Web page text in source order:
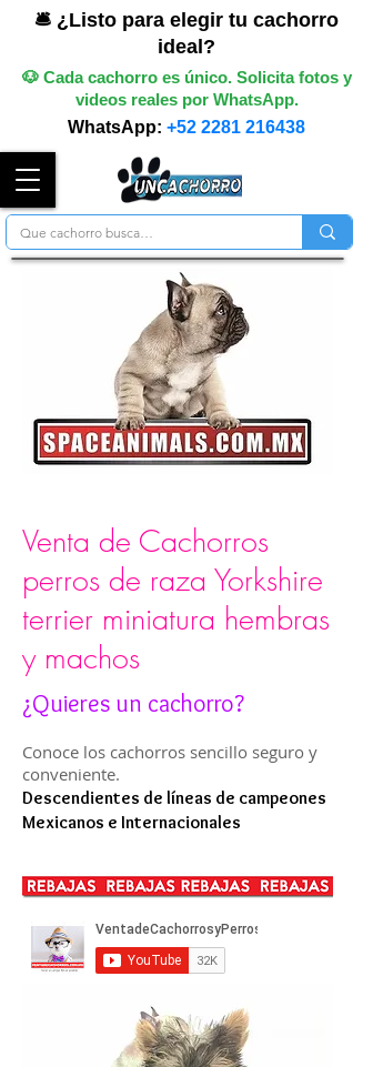
🛎️ ¿Listo para elegir tu cachorro
ideal?
🐶 Cada cachorro es único. Solicita fotos y
videos reales por WhatsApp.
WhatsApp: +52 2281 216438
Venta de Cachorros
perros de raza Yorkshire
terrier miniatura hembras
y machos
¿Quieres un cachorro?
Conoce los cachorros sencillo seguro y
conveniente.
Descendientes de líneas de campeones
Mexicanos e Internacionales